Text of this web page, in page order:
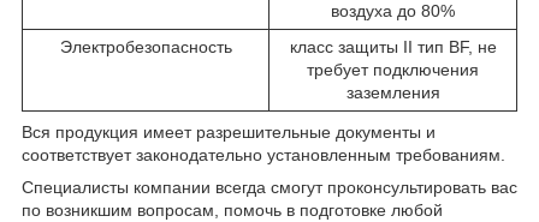
воздуха до 80%
Электробезопасность
класс защиты II тип BF, не
требует подключения
заземления
Вся продукция имеет разрешительные документы и
соответствует законодательно установленным требованиям.
Специалисты компании всегда смогут проконсультировать вас
по возникшим вопросам, помочь в подготовке любой